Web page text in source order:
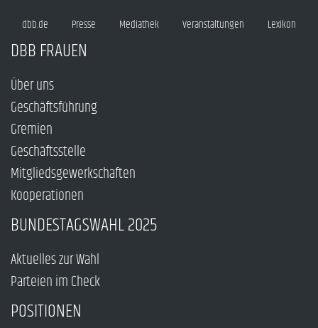
dbb.de Presse Mediathek Veranstaltungen Lexikon
DBB FRAUEN
Über uns
Geschäftsführung
Gremien
Geschäftsstelle
Mitgliedsgewerkschaften
Kooperationen
BUNDESTAGSWAHL 2025
Aktuelles zur Wahl
Parteien im Check
POSITIONEN